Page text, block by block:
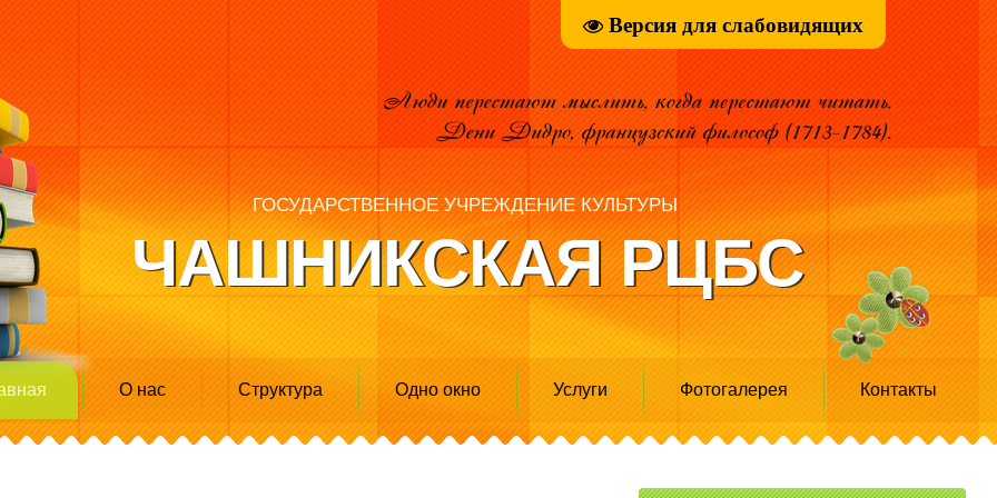
Версия для слабовидящих
ЧАШНИКСКАЯ РЦБС
ГОСУДАРСТВЕННОЕ УЧРЕЖДЕНИЕ КУЛЬТУРЫ
О нас Структура Одно окно Услуги Фотогалерея Контакты